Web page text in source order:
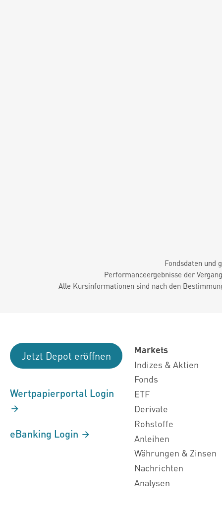
Fondsdaten und
Performanceergebnisse der
Alle Kursinformationen sind nach den
Jetzt Depot eröffnen
Wertpapierportal Login
eBanking Login
Markets
Indizes & Aktien
Fonds
ETF
Derivate
Rohstoffe
Anleihen
Währungen & Zinsen
Nachrichten
Analysen